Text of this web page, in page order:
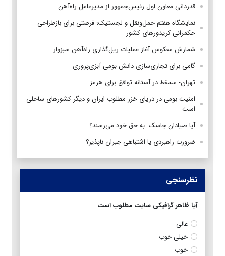
قدردانی معاون اول رئیس‌جمهور از مدیرعامل راه‌آهن
نمایشگاه هفتم حمل‌ونقل و لجستیک؛ فرصتی برای بازطراحی
حکمرانی کریدورهای کشور
شمارش معکوس آغاز عملیات ریل‌گذاری راه‌آهن سبزوار
گامی برای تجاری‌سازی دانش بومی آبزی‌پروری
تهران- مسقط در آستانه توافق برای هرمز
امنیت بومی در دریای خزر مطلوب ایران و دیگر کشورهای ساحلی
است
آیا صیادان جاسک به حق خود می‌رسند؟
ضرورت راهبردی یا اشتباهی جبران ناپذیر؟
نظرسنجی
آیا ظاهر گرافیکی سایت مطلوب است
عالی
خیلی خوب
خوب